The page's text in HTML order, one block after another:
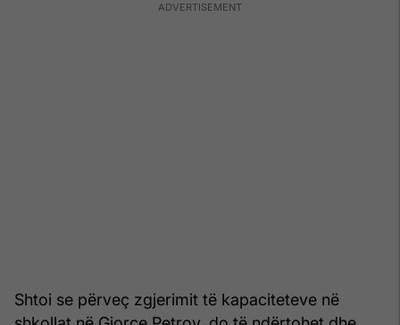
Shtoi se përveç zgjerimit të kapaciteteve në